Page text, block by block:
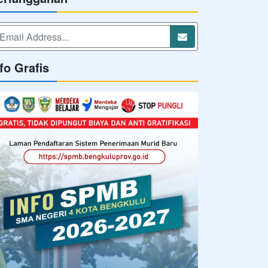
Grafis